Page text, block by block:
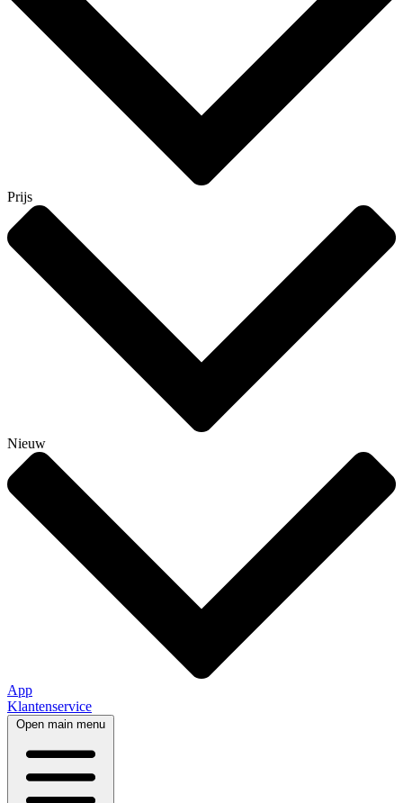
Prijs
Nieuw
App
Klantenservice
Open main menu